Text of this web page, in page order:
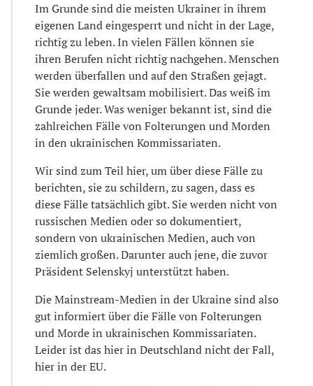
Im Grunde sind die meisten Ukrainer in ihrem
eigenen Land eingesperrt und nicht in der Lage,
richtig zu leben. In vielen Fällen können sie
ihren Berufen nicht richtig nachgehen. Menschen
werden überfallen und auf den Straßen gejagt.
Sie werden gewaltsam mobilisiert. Das weiß im
Grunde jeder. Was weniger bekannt ist, sind die
zahlreichen Fälle von Folterungen und Morden
in den ukrainischen Kommissariaten.
Wir sind zum Teil hier, um über diese Fälle zu
berichten, sie zu schildern, zu sagen, dass es
diese Fälle tatsächlich gibt. Sie werden nicht von
russischen Medien oder so dokumentiert,
sondern von ukrainischen Medien, auch von
ziemlich großen. Darunter auch jene, die zuvor
Präsident Selenskyj unterstützt haben.
Die Mainstream-Medien in der Ukraine sind also
gut informiert über die Fälle von Folterungen
und Morde in ukrainischen Kommissariaten.
Leider ist das hier in Deutschland nicht der Fall,
hier in der EU.